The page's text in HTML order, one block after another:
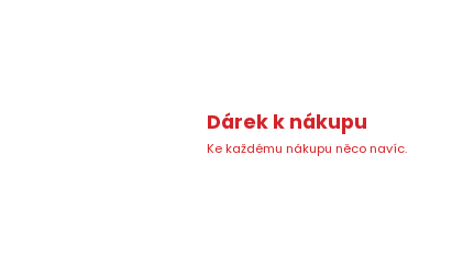
Dárek k nákupu
Ke každému nákupu něco navíc.